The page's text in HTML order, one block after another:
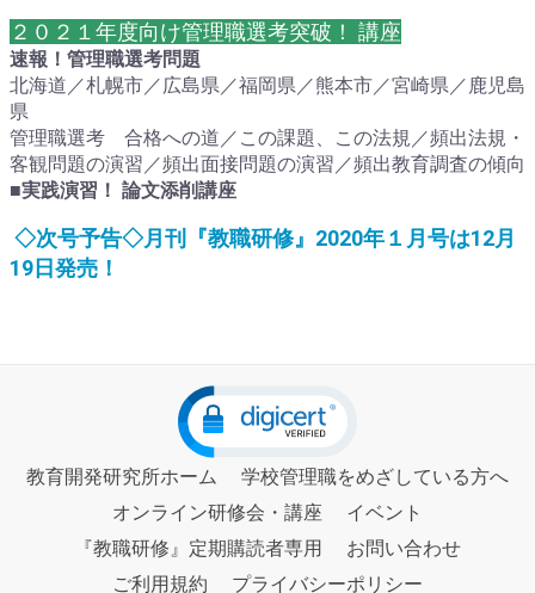
２０２１年度向け管理職選考突破！ 講座
速報！管理職選考問題
北海道／札幌市／広島県／福岡県／熊本市／宮崎県／鹿児島
県
管理職選考 合格への道／この課題、この法規／頻出法規・
客観問題の演習／頻出面接問題の演習／頻出教育調査の傾向
■実践演習！ 論文添削講座
◇次号予告◇月刊『教職研修』 2020年１ 月号は12月
19日発売！
教育開発研究所ホーム
学校管理職をめざしている方へ
オンライン研修会・講座
イベント
『教職研修』定期購読者専用
お問い合わせ
ご利用規約
プライバシーポリシー